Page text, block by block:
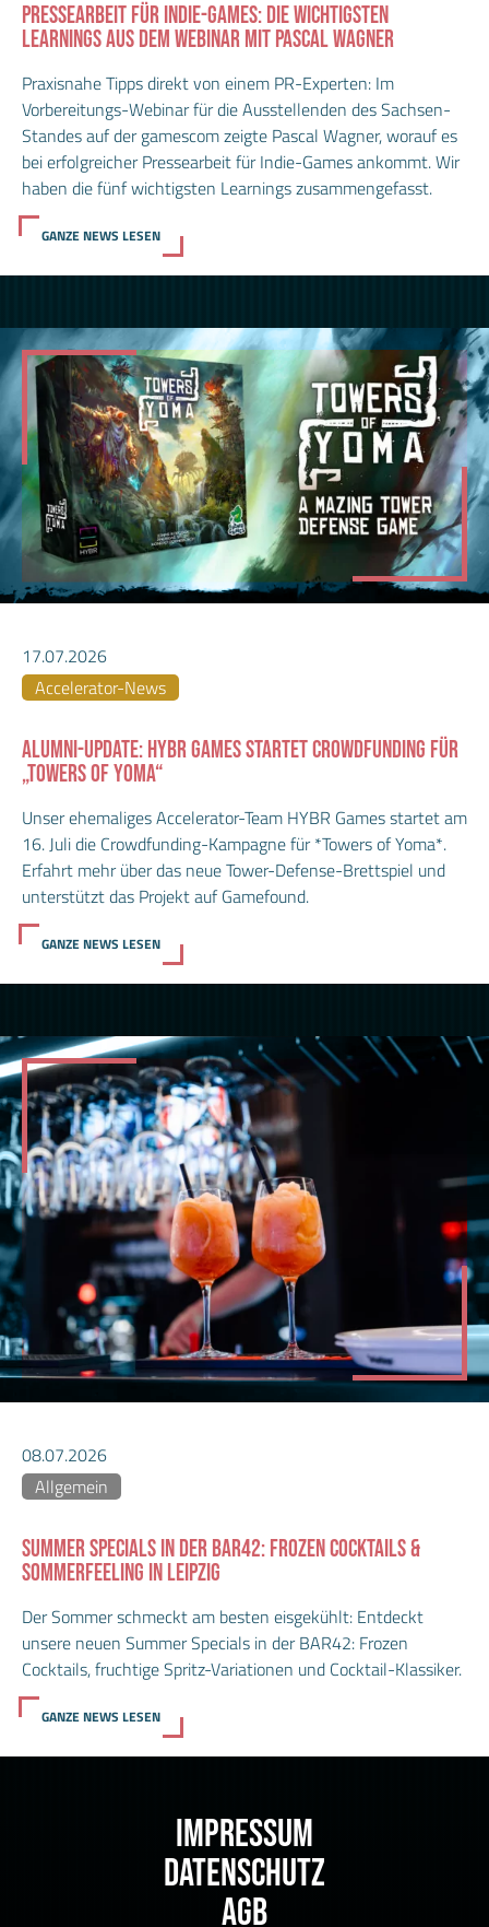
PRESSEARBEIT FÜR INDIE-GAMES: DIE WICHTIGSTEN
LEARNINGS AUS DEM WEBINAR MIT PASCAL WAGNER
Praxisnahe Tipps direkt von einem PR-Experten: Im
Vorbereitungs-Webinar für die Ausstellenden des Sachsen-
Standes auf der gamescom zeigte Pascal Wagner, worauf es
bei erfolgreicher Pressearbeit für Indie-Games ankommt. Wir
haben die fünf wichtigsten Learnings zusammengefasst.
GANZE NEWS LESEN
17.07.2026
Accelerator-News
ALUMNI-UPDATE: HYBR GAMES STARTET CROWDFUNDING FÜR
„TOWERS OF YOMA“
Unser ehemaliges Accelerator-Team HYBR Games startet am
16. Juli die Crowdfunding-Kampagne für *Towers of Yoma*.
Erfahrt mehr über das neue Tower-Defense-Brettspiel und
unterstützt das Projekt auf Gamefound.
GANZE NEWS LESEN
08.07.2026
Allgemein
SUMMER SPECIALS IN DER BAR42: FROZEN COCKTAILS &
SOMMERFEELING IN LEIPZIG
Der Sommer schmeckt am besten eisgekühlt: Entdeckt
unsere neuen Summer Specials in der BAR42: Frozen
Cocktails, fruchtige Spritz-Variationen und Cocktail-Klassiker.
GANZE NEWS LESEN
IMPRESSUM
DATENSCHUTZ
AGB